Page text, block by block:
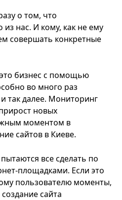
о том, что
нас. И кому, как не ему
совершать конкретные
бизнес с помощью
во много раз
так далее. Мониторинг
новых
моментом в
сайтов в Киеве.
все сделать по
площадками. Если это
пользователю моменты,
сайта